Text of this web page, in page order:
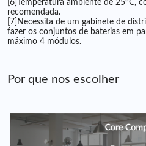
[6]Temperatura ambiente de 25°C,
recomendada.
[7]Necessita de um gabinete de
fazer os conjuntos de baterias em
máximo 4 módulos.
Por que nos escolher